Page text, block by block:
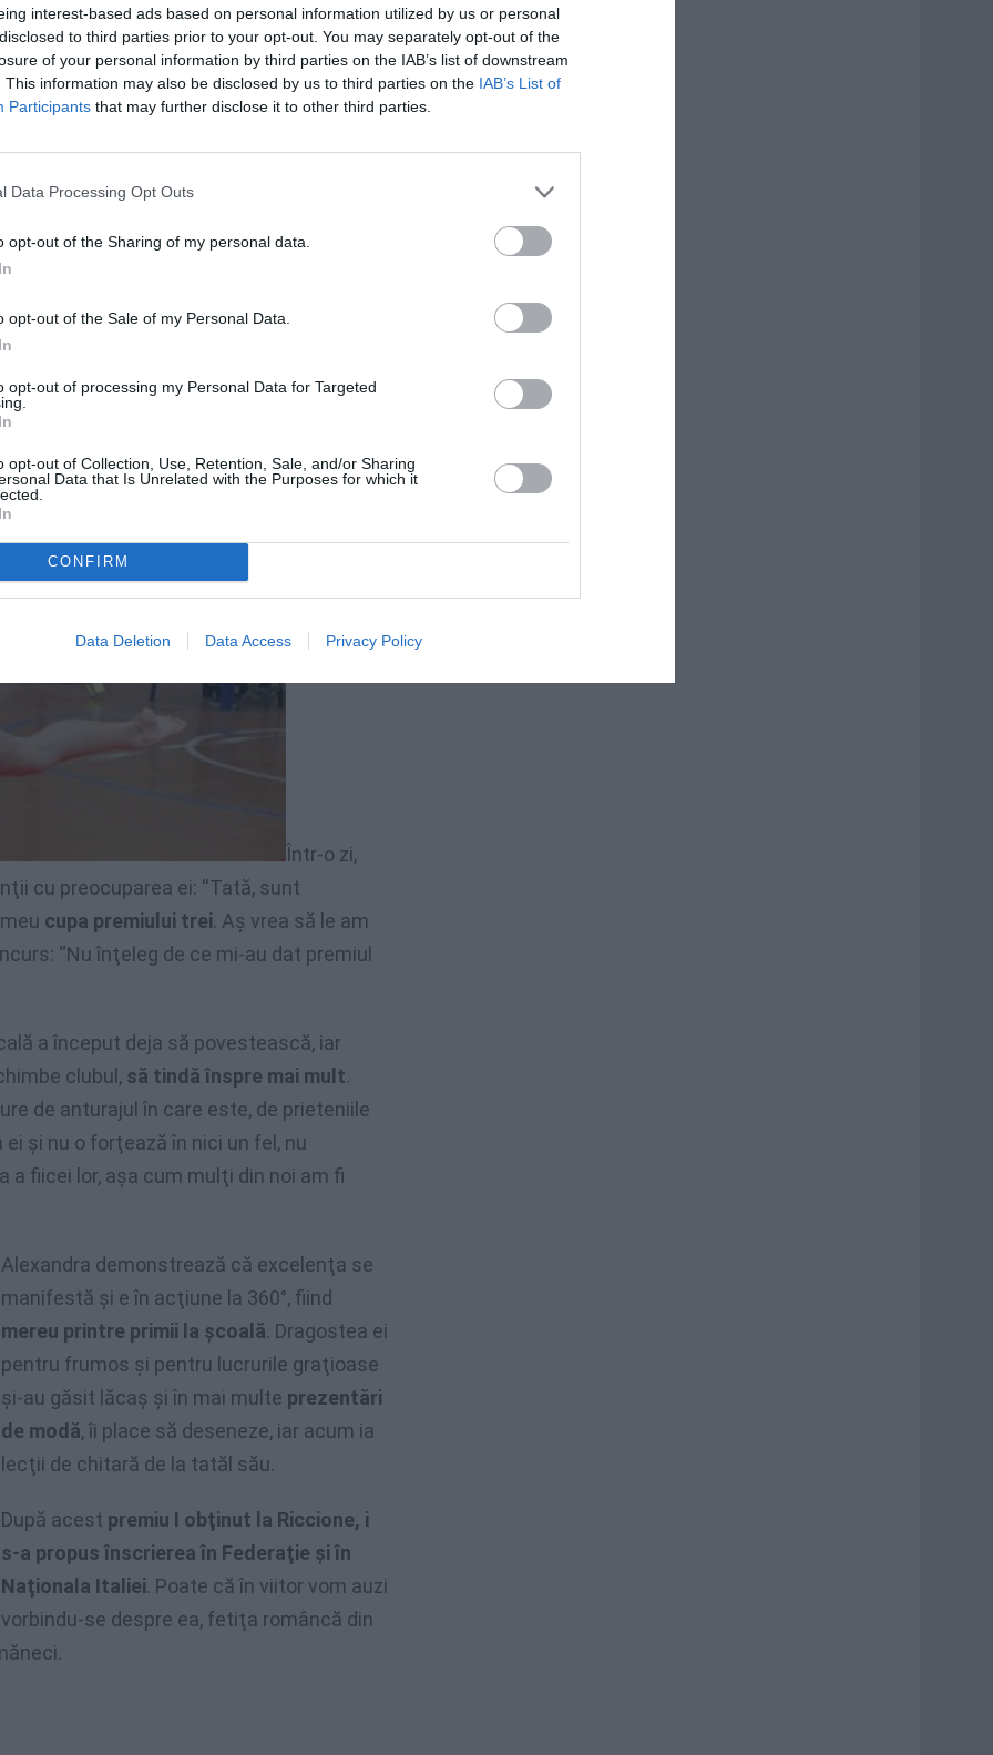
interest-based ads based on personal information utilized by us or personal
to third parties prior to your opt-out. You may separately opt-out of the
of your personal information by third parties on the IAB’s list of downstream
This information may also be disclosed by us to third parties on the IAB’s List of
Participants that may further disclose it to other third parties.
Data Processing Opt Outs
opt-out of the Sharing of my personal data.
opt-out of the Sale of my Personal Data.
opt-out of processing my Personal Data for Targeted
opt-out of Collection, Use, Retention, Sale, and/or Sharing
Data that Is Unrelated with the Purposes for which it
CONFIRM
Data Deletion Data Access Privacy Policy
aşa cum fac toţi copiii, fel şi fel de
nu făcea altceva decât să merga în
casă, pe unde apuca… mai mult decât
din 2012 la un curs de gimnastică, la
unde trăieşte şi studiază.
concursuri a început să fie premiată
aceste succese, dar cu naturaleţe şi
Într-o zi,
cu preocuparea ei: “Tată, sunt
cupa premiului trei. Aş vrea să le am
“Nu înţeleg de ce mi-au dat premiul
a început deja să povestească, iar
clubul, să tindă înspre mai mult.
de anturajul în care este, de prieteniile
şi nu o forţează în nici un fel, nu
a fiicei lor, aşa cum mulţi din noi am fi
Alexandra demonstrează că excelenţa se
manifestă şi e în acţiune la 360°, fiind
mereu printre primii la şcoală. Dragostea ei
pentru frumos şi pentru lucrurile graţioase
şi-au găsit lăcaş şi în mai multe prezentări
de modă, îi place să deseneze, iar acum ia
lecţii de chitară de la tatăl său.
După acest premiu I obţinut la Riccione, i
s-a propus înscrierea în Federaţie şi în
Naţionala Italiei. Poate că în viitor vom auzi
vorbindu-se despre ea, fetiţa româncă din